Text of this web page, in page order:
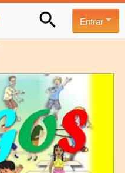
Entrar